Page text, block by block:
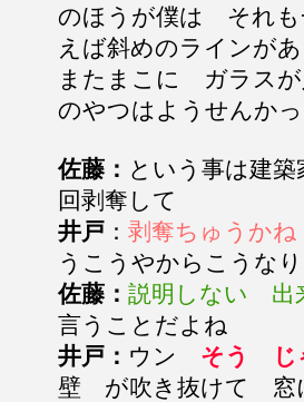
のほうが僕は それ
えば斜めのラインが
またまこに ガラス
のやつはようせんか
佐藤： という事は建
回剥奪して
井戸 ： 剥奪ちゅうか
うこうやからこう
佐藤： 説明しない 出
言うことだよね
井戸： ウン そう じ
壁 が吹き抜けて 窓